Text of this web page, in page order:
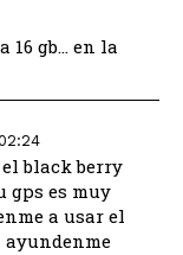
16 gb… en la
black berry
gps es muy
a usar el
ayundenme